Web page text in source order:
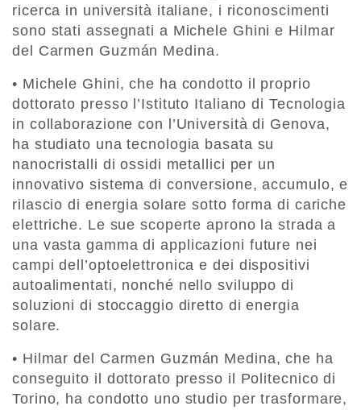
ricerca in università italiane, i riconoscimenti
sono stati assegnati a Michele Ghini e Hilmar
del Carmen Guzmán Medina.
• Michele Ghini, che ha condotto il proprio
dottorato presso l’Istituto Italiano di Tecnologia
in collaborazione con l’Università di Genova,
ha studiato una tecnologia basata su
nanocristalli di ossidi metallici per un
innovativo sistema di conversione, accumulo, e
rilascio di energia solare sotto forma di cariche
elettriche. Le sue scoperte aprono la strada a
una vasta gamma di applicazioni future nei
campi dell’optoelettronica e dei dispositivi
autoalimentati, nonché nello sviluppo di
soluzioni di stoccaggio diretto di energia
solare.
• Hilmar del Carmen Guzmán Medina, che ha
conseguito il dottorato presso il Politecnico di
Torino, ha condotto uno studio per trasformare,